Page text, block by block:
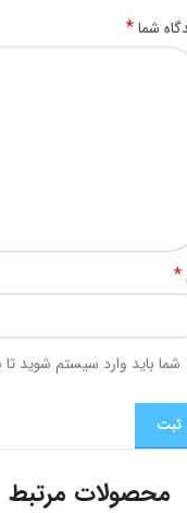
شما*
*
شما باید وارد سیستم شوید
محصولات مرتبط